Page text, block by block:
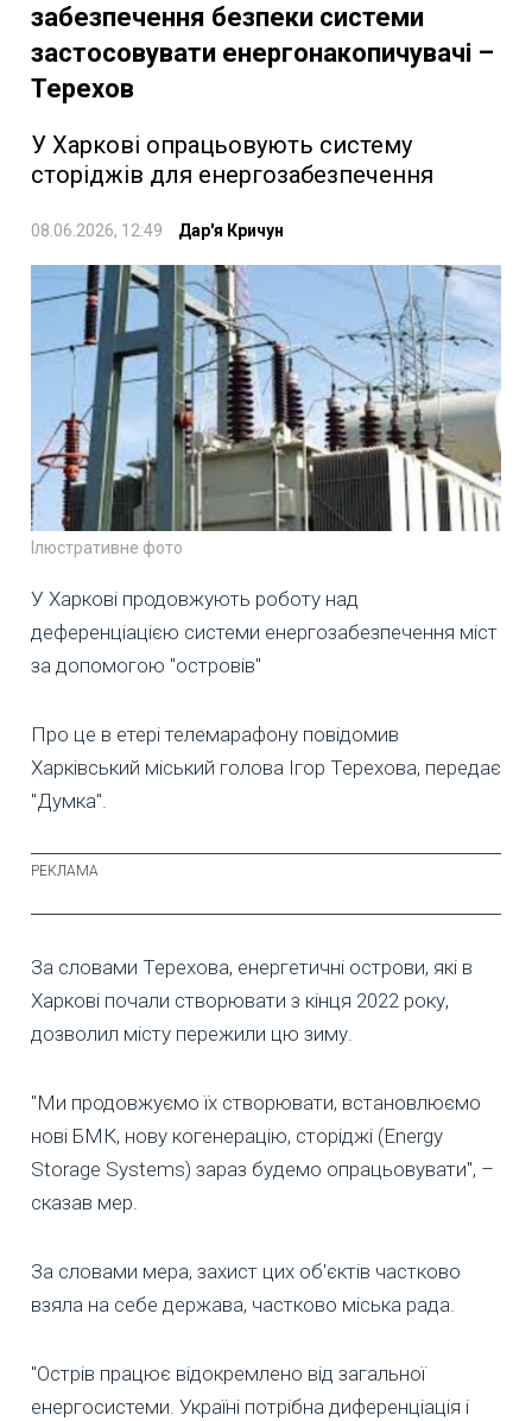
забезпечення безпеки системи
застосовувати енергонакопичувачі –
Терехов
У Харкові опрацьовують систему
сторіджів для енергозабезпечення
08.06.2026, 12:49 Дар'я Кричун
Ілюстративне фото
У Харкові продовжують роботу над
деференціацією системи енергозабезпечення міст
за допомогою "островів"
Про це в етері телемарафону повідомив
Харківський міський голова Ігор Терехова, передає
"Думка".
За словами Терехова, енергетичні острови, які в
Харкові почали створювати з кінця 2022 року,
дозволил місту пережили цю зиму.
"Ми продовжуємо їх створювати, встановлюємо
нові БМК, нову когенерацію, сторіджі (Energy
Storage Systems) зараз будемо опрацьовувати", –
сказав мер.
За словами мера, захист цих об'єктів частково
взяла на себе держава, частково міська рада.
"Острів працює відокремлено від загальної
енергосистеми. Україні потрібна диференціація і